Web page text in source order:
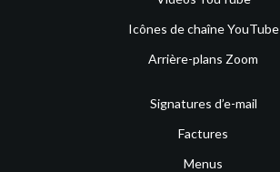
Icônes de chaîne YouTube
Arrière-plans Zoom
Signatures d’e-mail
Factures
Menus